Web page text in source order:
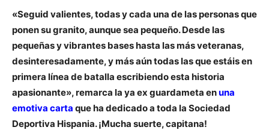
«Seguid valientes, todas y cada una de las personas que
ponen su granito, aunque sea pequeño. Desde las
pequeñas y vibrantes bases hasta las más veteranas,
desinteresadamente, y más aún todas las que estáis en
primera línea de batalla escribiendo esta historia
apasionante», remarca la ya ex guardameta enuna
emotiva carta que ha dedicado a toda la Sociedad
Deportiva Hispania. ¡Mucha suerte, capitana!